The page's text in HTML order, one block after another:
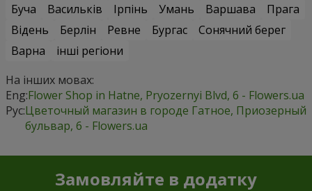
Буча
Васильків Ірпінь Умань Варшава
Прага
Відень
Берлін Ревне Бургас
Сонячний берег
Варна
інші регіони
На інших мовах:
Eng:Flower Shop in Hatne, Pryozernyi Blvd, 6 - Flowers.ua
Рус:Цветочный магазин в городе Гатное, Приозерный
бульвар, 6 - Flowers.ua
Замовляйте в додатку